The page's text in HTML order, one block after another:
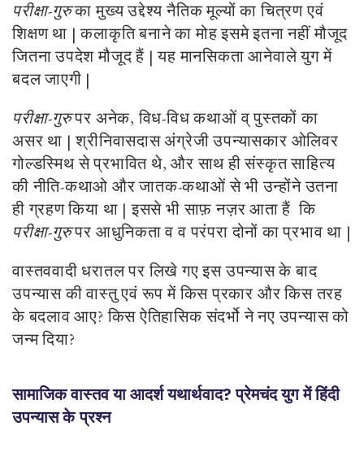
परीक्षा-गुरुका मुख्य उद्देश्य नैतिक मूल्यों का चित्रण एवं
शिक्षण था | कलाकृति बनाने का मोह इसमे इतना नहीं मौजूद
जितना उपदेश मौजूद हैं | यह मानसिकता आनेवाले युग में
बदल जाएगी |
परीक्षा-गुरुपर अनेक, विध-विध कथाओं व् पुस्तकों का
असर था | श्रीनिवासदास अंग्रेजी उपन्यासकार ओलिवर
गोल्डस्मिथ से प्रभावित थे, और साथ ही संस्कृत साहित्य
की नीति-कथाओ और जातक-कथाओं से भी उन्होंने उतना
ही ग्रहण किया था | इससे भी साफ़ नज़र आता हैं कि
परीक्षा-गुरुपर आधुनिकता व व परंपरा दोनों का प्रभाव था |
वास्तववादी धरातल पर लिखे गए इस उपन्यास के बाद
उपन्यास की वास्तु एवं रूप में किस प्रकार और किस तरह
के बदलाव आए? किस ऐतिहासिक संदर्भो ने नए उपन्यास को
जन्म दिया?
सामाजिक वास्तव या आदर्श यथार्थवाद? प्रेमचंद युग में हिंदी
उपन्यास के प्रश्न